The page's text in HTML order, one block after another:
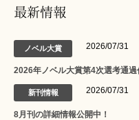
最新情報
ノベル大賞 2026/07/31
2026年ノベル大賞第4次選考通過
新刊情報 2026/07/31
8月刊の詳細情報公開中！